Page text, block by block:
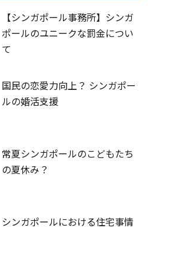
【シンガポール事務所】シンガ
ポールのユニークな罰金につい
て
国民の恋愛力向上？ シンガポー
ルの婚活支援
常夏シンガポールのこどもたち
の夏休み？
シンガポールにおける住宅事情